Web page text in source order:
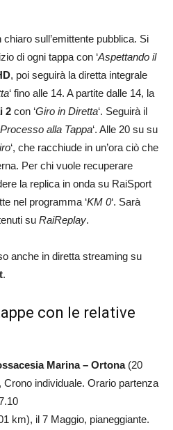
sull’emittente pubblica. Si
di ogni tappa con ‘Aspettando il
, poi seguirà la diretta integrale
‘ fino alle 14. A partite dalle 14, la
2 con ‘Giro in Diretta‘. Seguirà il
Processo alla Tappa‘. Alle 20 su su
‘, che racchiude in un’ora ciò che
Per chi vuole recuperare
la replica in onda su RaiSport
nel programma ‘KM 0‘. Sarà
su RaiReplay.
anche in diretta streaming su
.
con le relative
Marina – Ortona(20
individuale. Orario partenza
km), il 7 Maggio, pianeggiante.